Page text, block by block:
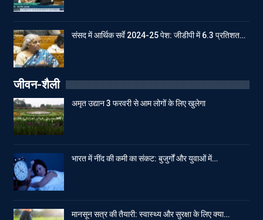
संसद में आर्थिक सर्वे 2024-25 पेश: जीडीपी में 6.3 प्रतिशत…
जीवन-शैली
अमृत उद्यान 3 फरवरी से आम लोगों के लिए खुलेगा
भारत में नींद की कमी का संकट: बुजुर्गों और युवाओं में…
मानसून सत्र की तैयारी: स्वास्थ्य और सुरक्षा के लिए क्या…